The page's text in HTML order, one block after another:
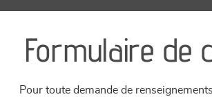
Formulaire de
Pour toute demande de